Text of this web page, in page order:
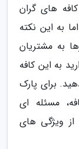
های گران
به این نکته
به مشتریان
به این کافه
برای پارک
مسئله ای
ویژگی های